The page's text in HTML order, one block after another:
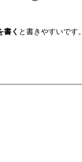
書く と書きやすいです。